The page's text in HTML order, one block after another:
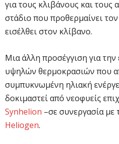
για τους κλιβάνους και τους
στάδιο που προθερμαίνει
εισέλθει στον κλίβανο.
Μια άλλη προσέγγιση για
υψηλών θερμοκρασιών που
συμπυκνωμένη ηλιακή
δοκιμαστεί από νεοφυείς
Synhelion –σε συνεργασία με
Heliogen.